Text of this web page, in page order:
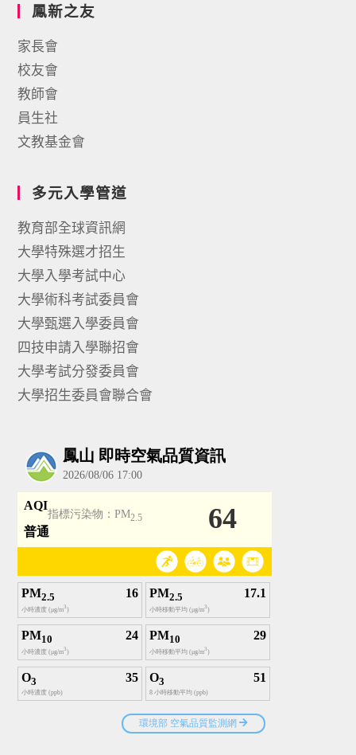
鳳新之友
家長會
校友會
教師會
員生社
文教基金會
多元入學管道
教育部全球資訊網
大學特殊選才招生
大學入學考試中心
大學術科考試委員會
大學甄選入學委員會
四技申請入學聯招會
大學考試分發委員會
大學招生委員會聯合會